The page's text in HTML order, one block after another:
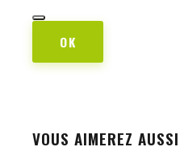
OK
VOUS AIMEREZ